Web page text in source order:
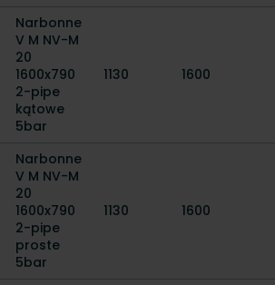
Narbonne
V M NV-M
20
1600x790
2-pipe
kątowe
5bar
1130 1600
Narbonne
V M NV-M
20
1600x790
2-pipe
proste
5bar
1130 1600